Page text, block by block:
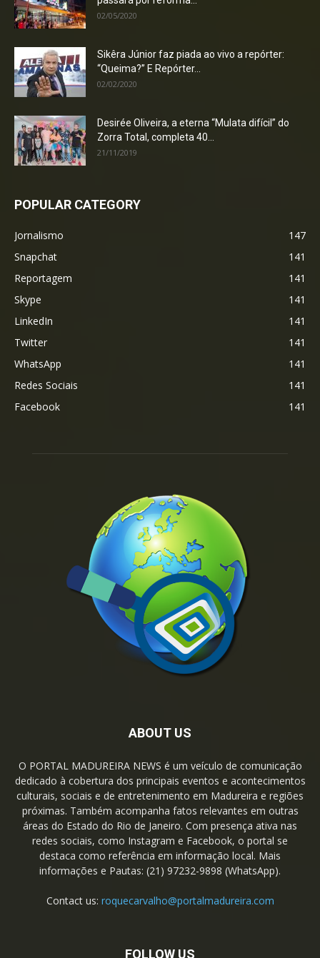
02/05/2020
Sikêra Júnior faz piada ao vivo a repórter:
“Queima?” E Repórter...
02/02/2020
Desirée Oliveira, a eterna “Mulata difícil” do
Zorra Total, completa 40...
21/11/2019
POPULAR CATEGORY
Jornalismo
147
Snapchat
141
Reportagem
141
Skype
141
LinkedIn
141
Twitter
141
WhatsApp
141
Redes Sociais
141
Facebook
141
ABOUT US
O PORTAL MADUREIRA NEWS é um veículo de comunicação
dedicado à cobertura dos principais eventos e acontecimentos
culturais, sociais e de entretenimento em Madureira e regiões
próximas. Também acompanha fatos relevantes em outras
áreas do Estado do Rio de Janeiro. Com presença ativa nas
redes sociais, como Instagram e Facebook, o portal se
destaca como referência em informação local. Mais
informações e Pautas: (21) 97232-9898 (WhatsApp).
Contact us: roquecarvalho@portalmadureira.com
FOLLOW US